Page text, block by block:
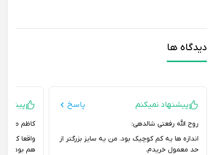
دیدگاه ها
پیشنهاد نمیکنم پاسخ
روح الله رفعتی شالدهی:
اندازه ها یه کم کوچیک بود. من یه سایز بزرگتر از
حد معمول خریدم.
پیشنهاد
کاظم صوفیوند:
واقعا کفش
هم بود.